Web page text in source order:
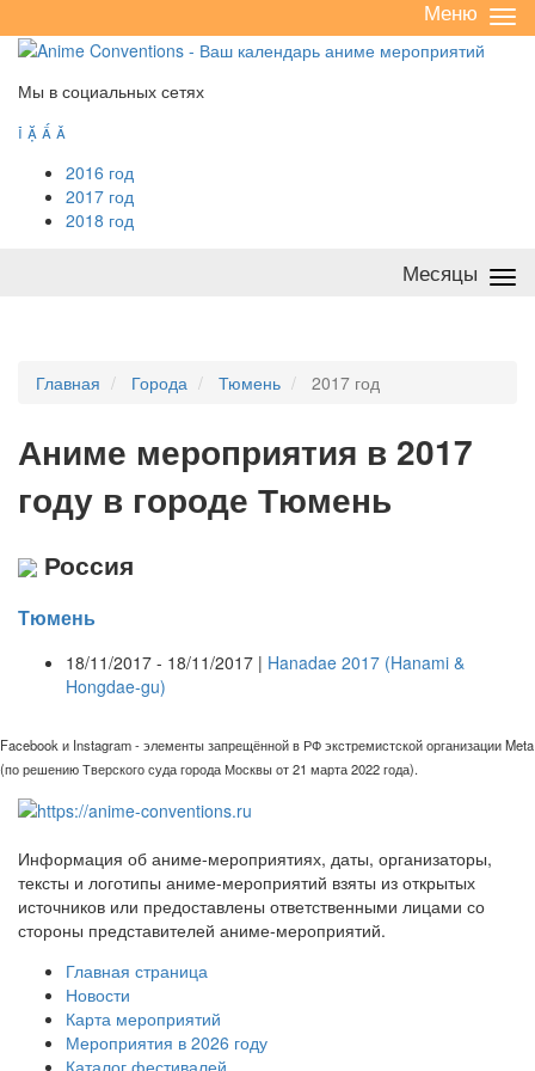
/
Меню
Мы в социальных сетях
   
2016 год
2017 год
2018 год
Месяцы
Главная Города Тюмень 2017 год
Аниме мероприятия в 2017
году в городе Тюмень
Россия
Тюмень
18/11/2017 - 18/11/2017 | Hanadae 2017 (Hanami &
Hongdae-gu)
Facebook и Instagram - элементы запрещённой в РФ экстремистской организации Meta
(по решению Тверского суда города Москвы от 21 марта 2022 года).
Информация об аниме-мероприятиях, даты, организаторы,
тексты и логотипы аниме-мероприятий взяты из открытых
источников или предоставлены ответственными лицами со
стороны представителей аниме-мероприятий.
Главная страница
Новости
Карта мероприятий
Мероприятия в 2026 году